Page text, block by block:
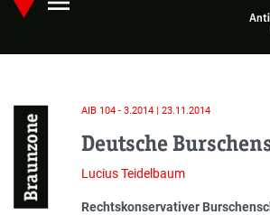
Skip
main
Hauptmenü
Braunzone
AIB 104 - 3.2014 | 23.11.2014
Deutsche
Lucius Teidelbaum
Einleitung
Rechtskonservativer